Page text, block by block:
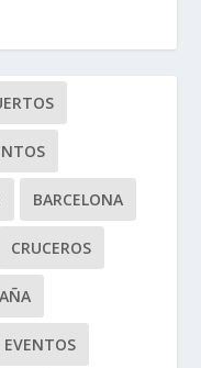
BARCELONA
CRUCEROS
EVENTOS